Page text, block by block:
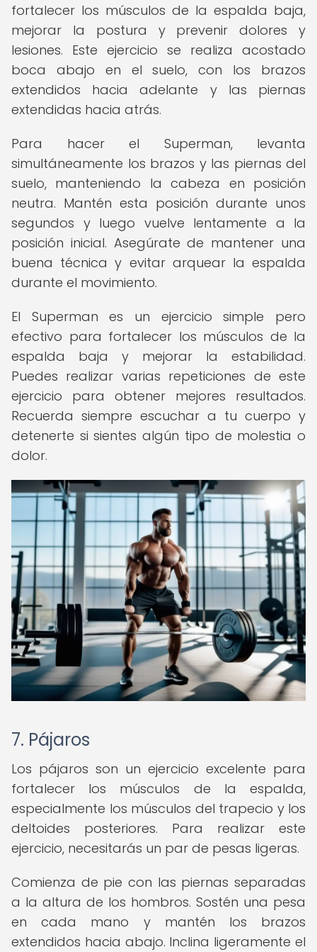
fortalecer los músculos de la espalda baja,
mejorar la postura y prevenir dolores y
lesiones. Este ejercicio se realiza acostado
boca abajo en el suelo, con los brazos
extendidos hacia adelante y las piernas
extendidas hacia atrás.
Para hacer el Superman, levanta
simultáneamente los brazos y las piernas del
suelo, manteniendo la cabeza en posición
neutra. Mantén esta posición durante unos
segundos y luego vuelve lentamente a la
posición inicial. Asegúrate de mantener una
buena técnica y evitar arquear la espalda
durante el movimiento.
El Superman es un ejercicio simple pero
efectivo para fortalecer los músculos de la
espalda baja y mejorar la estabilidad.
Puedes realizar varias repeticiones de este
ejercicio para obtener mejores resultados.
Recuerda siempre escuchar a tu cuerpo y
detenerte si sientes algún tipo de molestia o
dolor.
7. Pájaros
Los pájaros son un ejercicio excelente para
fortalecer los músculos de la espalda,
especialmente los músculos del trapecio y los
deltoides posteriores. Para realizar este
ejercicio, necesitarás un par de pesas ligeras.
Comienza de pie con las piernas separadas
a la altura de los hombros. Sostén una pesa
en cada mano y mantén los brazos
extendidos hacia abajo. Inclina ligeramente el